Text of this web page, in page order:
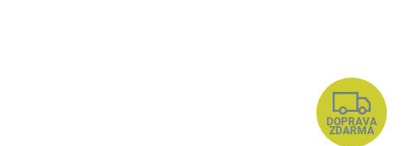
Z
DOPRAVA
ZDARMA